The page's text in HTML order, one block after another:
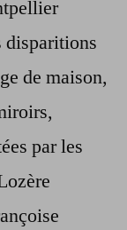
disparitions
de maison,
par les